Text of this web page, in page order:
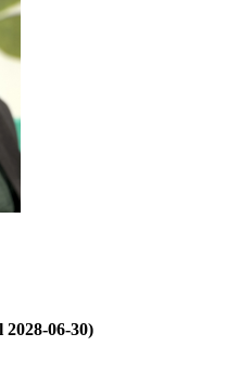
06-30)